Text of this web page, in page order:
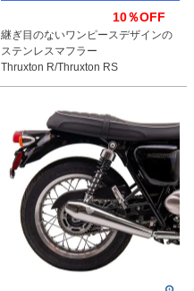
10％OFF
継ぎ目のないワンピースデザインの
ステンレスマフラー
Thruxton R/Thruxton RS